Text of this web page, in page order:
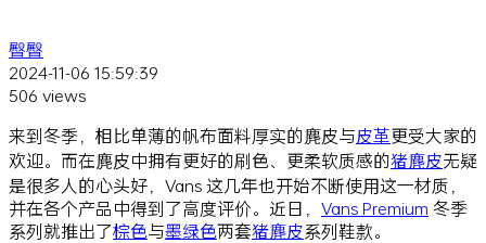
臀臀
2024-11-06 15:59:39
506 views
来到冬季，相比单薄的帆布面料厚实的麂皮与皮革更受大家的
欢迎。而在麂皮中拥有更好的刷色、更柔软质感的猪麂皮无疑
是很多人的心头好，Vans 这几年也开始不断使用这一材质，
并在各个产品中得到了高度评价。近日， Vans Premium 冬季
系列就推出了棕色与墨绿色两套猪麂皮系列鞋款。